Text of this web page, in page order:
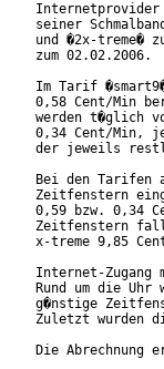
Internetprovider
seiner
und �2x-treme�
zum 02.02.2006.
Im Tarif
0,58 Cent/Min
werden t�glich
0,34 Cent/Min,
der jeweils
Bei den Tarifen
Zeitfenstern
0,59 bzw. 0,34
Zeitfenstern
x-treme 9,85
Internet-
Rund um die
g�nstige
Zuletzt wurden
Die